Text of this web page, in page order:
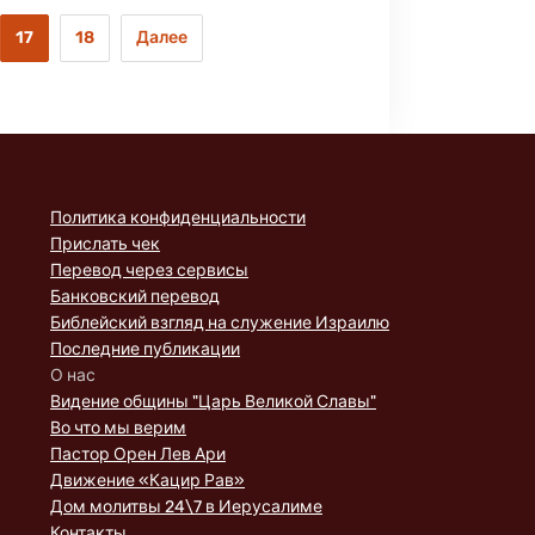
17 18 Далее
Политика конфиденциальности
Прислать чек
Перевод через сервисы
Банковский перевод
Библейский взгляд на служение Израилю
Последние публикации
О нас
Видение общины "Царь Великой Славы"
Во что мы верим
Пастор Орен Лев Ари
Движение «Кацир Рав»
Дом молитвы 24\7 в Иерусалиме